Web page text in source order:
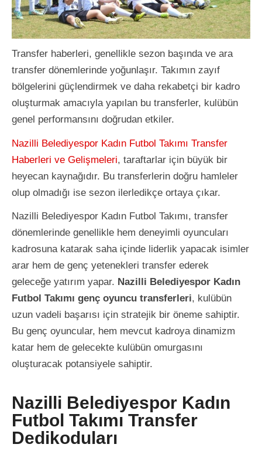
Transfer haberleri, genellikle sezon başında ve ara
transfer dönemlerinde yoğunlaşır. Takımın zayıf
bölgelerini güçlendirmek ve daha rekabetçi bir kadro
oluşturmak amacıyla yapılan bu transferler, kulübün
genel performansını doğrudan etkiler.
Nazilli Belediyespor Kadın Futbol Takımı Transfer
Haberleri ve Gelişmeleri, taraftarlar için büyük bir
heyecan kaynağıdır. Bu transferlerin doğru hamleler
olup olmadığı ise sezon ilerledikçe ortaya çıkar.
Nazilli Belediyespor Kadın Futbol Takımı, transfer
dönemlerinde genellikle hem deneyimli oyuncuları
kadrosuna katarak saha içinde liderlik yapacak isimler
arar hem de genç yetenekleri transfer ederek
geleceğe yatırım yapar. Nazilli Belediyespor Kadın
Futbol Takımı genç oyuncu transferleri, kulübün
uzun vadeli başarısı için stratejik bir öneme sahiptir.
Bu genç oyuncular, hem mevcut kadroya dinamizm
katar hem de gelecekte kulübün omurgasını
oluşturacak potansiyele sahiptir.
Nazilli Belediyespor Kadın
Futbol Takımı Transfer
Dedikoduları